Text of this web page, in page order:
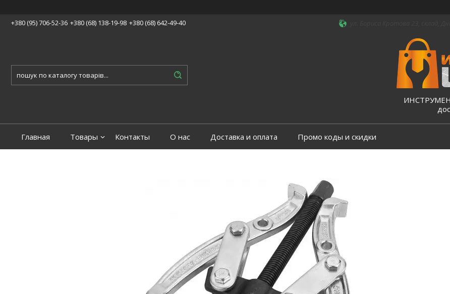
+380 (95) 706-52-36 +380 (68) 138-19-98 +380 (68) 642-49-40
Главная Товары Контакты О нас Доставка и оплата Промо коды и скидки